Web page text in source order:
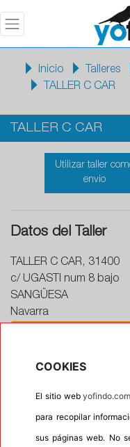
Inicio Talleres
TALLER C CAR
TALLER C CAR
Utilizar taller
envio
Datos del Taller
TALLER C CAR, 31400
c/ UGASTI num 8 bajo
SANGÜESA
Navarra
Horario de Cierre: 23:59
COOKIES
El sitio webyofindo.com
para recopilar
sus páginas web. No